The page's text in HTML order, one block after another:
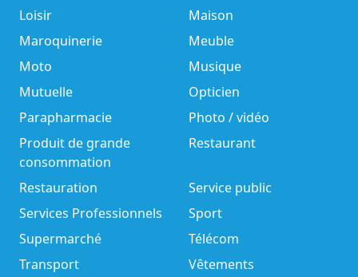
Loisir
Maison
Maroquinerie
Meuble
Moto
Musique
Mutuelle
Opticien
Parapharmacie
Photo / vidéo
Produit de grande
consommation
Restaurant
Restauration
Service public
Services Professionnels
Sport
Supermarché
Télécom
Transport
Vêtements